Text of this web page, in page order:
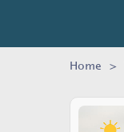
Home >